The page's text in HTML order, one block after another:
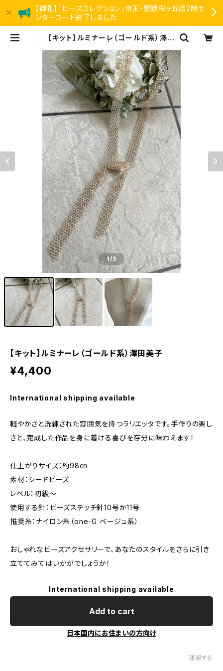
【御礼】「ビーズコレクション」京王・聖蹟桜ヶ丘店2階セ
ンターコート終了しました
【キット】ルミナーレ（ゴールド系）澤田
1/3
【キット】ルミナーレ（ゴールド系）澤田美子
¥4,400
International shipping available
軽やかさと洗練された雰囲気を持つラリエッタです。手作りの楽し
さと、完成した作品を身に着ける喜びを存分に味わえます！
仕上がりサイズ：約98㎝
素材：シードビーズ
レベル：初級〜
使用する針：ビーズステッチ針10号か11号
推奨糸：ナイロン糸（one-G ベージュ系）
おしゃれなビーズアクセサリーで、あなたのスタイルをさらに引き
立ててみてはいかがでしょうか！
International shipping available
Add to cart
日本国内にお住まいの方向け
通報する